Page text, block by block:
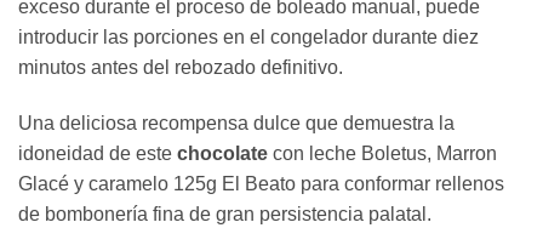
exceso durante el proceso de boleado manual, puede
introducir las porciones en el congelador durante diez
minutos antes del rebozado definitivo.
Una deliciosa recompensa dulce que demuestra la
idoneidad de este chocolate con leche Boletus, Marron
Glacé y caramelo 125g El Beato para conformar rellenos
de bombonería fina de gran persistencia palatal.